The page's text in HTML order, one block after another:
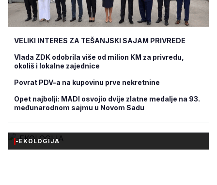
VELIKI INTERES ZA TEŠANJSKI SAJAM PRIVREDE
Vlada ZDK odobrila više od milion KM za privredu,
okoliš i lokalne zajednice
Povrat PDV-a na kupovinu prve nekretnine
Opet najbolji: MADI osvojio dvije zlatne medalje na 93.
međunarodnom sajmu u Novom Sadu
-EKOLOGIJA